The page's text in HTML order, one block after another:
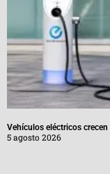
Vehículos eléctricos
5 agosto 2026